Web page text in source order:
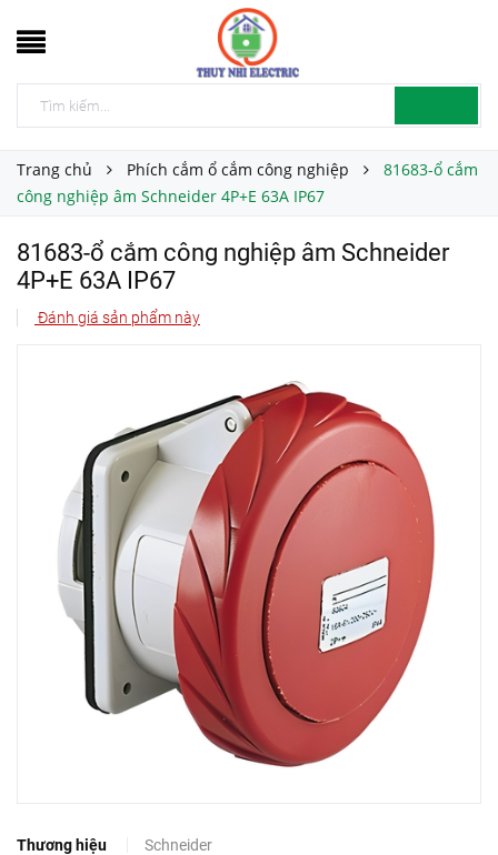
Trang chủ Phích cắm ổ cắm công nghiệp
81683-ổ cắm
công nghiệp âm Schneider 4P+E 63A IP67
81683-ổ cắm công nghiệp âm Schneider
4P+E 63A IP67
Đánh giá sản phẩm này
Thương hiệu
Schneider